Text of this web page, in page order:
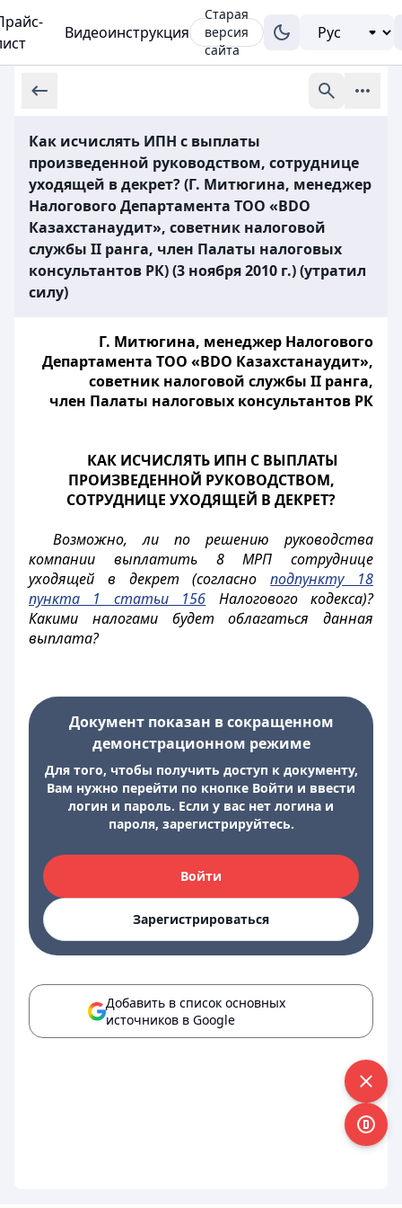
Видеоинструкция
Старая
версия
сайта
Как исчислять ИПН с выплаты
произведенной руководством, сотруднице
уходящей в декрет? (Г. Митюгина, менеджер
Налогового Департамента ТОО «BDO
Казахстанаудит», советник налоговой
службы II ранга, член Палаты налоговых
консультантов РК) (3 ноября 2010 г.) (утратил
силу)
Г. Митюгина, менеджер Налогового
Департамента ТОО «BDO Казахстанаудит»,
советник налоговой службы II ранга,
член Палаты налоговых консультантов РК
КАК ИСЧИСЛЯТЬ ИПН С ВЫПЛАТЫ
ПРОИЗВЕДЕННОЙ РУКОВОДСТВОМ,
СОТРУДНИЦЕ УХОДЯЩЕЙ В ДЕКРЕТ?
Возможно, ли по решению руководства
компании выплатить 8 МРП сотруднице
уходящей в декрет (согласноподпункту 18
пункта 1 статьи 156 Налогового кодекса)?
Какими налогами будет облагаться данная
выплата?
Документ показан в сокращенном
демонстрационном режиме
Для того, чтобы получить доступ к документу,
Вам нужно перейти по кнопке Войти и ввести
логин и пароль. Если у вас нет логина и
пароля, зарегистрируйтесь.
Войти
Зарегистрироваться
Добавить в список основных
источников в Google